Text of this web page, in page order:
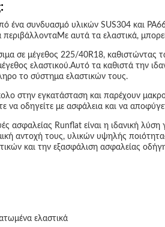
ένα συνδυασμό υλικών SUS304 και
αυτά τα ελαστικά,
σε μέγεθος 225/40R18,
ελαστικού.Αυτό τα καθιστά την
το σύστημα ελαστικών τους.
στην εγκατάσταση και παρέχουν
να οδηγείτε με ασφάλεια και να
ασφαλείας Runflat είναι η ιδανική
αντοχή τους, υλικών υψηλής
και την εξασφάλιση ασφαλείας
ελαστικά